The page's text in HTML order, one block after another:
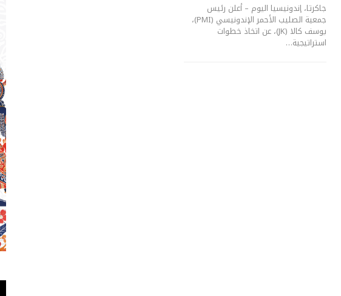
جاكرتا، إندونيسيا اليوم – أعلن رئيس
جمعية الصليب الأحمر الإندونيسي (PMI)،
يوسف كالا (JK)، عن اتخاذ خطوات
استراتيجية…